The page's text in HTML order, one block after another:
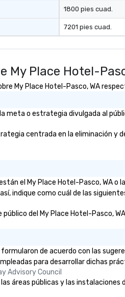
1800 pies cuad.
7201 pies cuad.
Place Hotel-
My Place Hotel-Pasco, WA
meta o estrategia divulgada al
centrada en la eliminación y
el My Place Hotel-Pasco,
indique como cuál de las
del My Place Hotel-Pasco,
de acuerdo con las
para desarrollar dichas
Advisory Council
áreas públicas y las